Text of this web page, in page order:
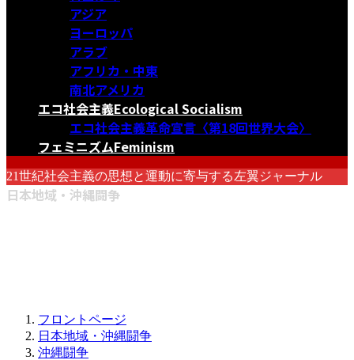
アジア
ヨーロッパ
アラブ
アフリカ・中東
南北アメリカ
エコ社会主義Ecological Socialism
エコ社会主義革命宣言〈第18回世界大会〉
フェミニズムFeminism
21世紀社会主義の思想と運動に寄与する左翼ジャーナル
日本地域・沖縄闘争
フロントページ
日本地域・沖縄闘争
沖縄闘争